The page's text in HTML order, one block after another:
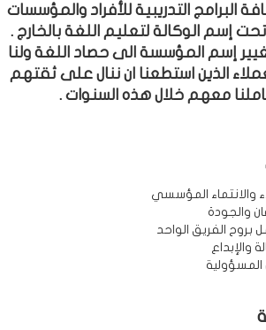
البرامج التدريبية للأفراد والمؤسسات
2019 تم تغيير إسم المؤسسة الى حصاد اللغة ولنا
الذين استطعنا ان ننال على ثقتهم
معهم خلال هذه السنوات .
والانتماء المؤسسي
والجودة
بروح الفريق الواحد
والإبداع